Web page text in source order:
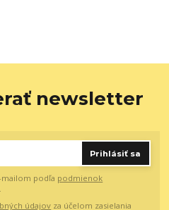
newsletter
Prihlásiť sa
podľa podmienok
.
údajov za účelom zasielania